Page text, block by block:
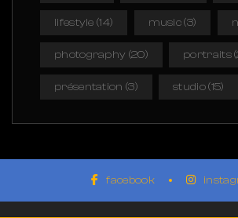
lifestyle (14) music(3)
photography (20) portraits
présentation (3) studio(15)
facebook